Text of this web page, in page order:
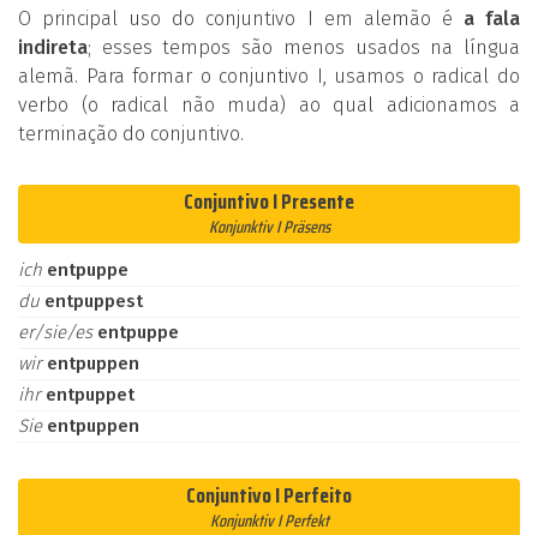
O principal uso do conjuntivo I em alemão é a fala
indireta; esses tempos são menos usados na língua
alemã. Para formar o conjuntivo I, usamos o radical do
verbo (o radical não muda) ao qual adicionamos a
terminação do conjuntivo.
Conjuntivo I Presente
Konjunktiv I Präsens
ich entpuppe
du entpuppest
er/sie/es entpuppe
wirentpuppen
ihrentpuppet
Sie entpuppen
Conjuntivo I Perfeito
Konjunktiv I Perfekt